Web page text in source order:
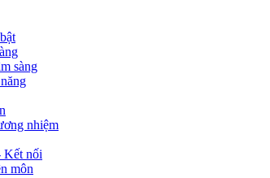
sàng
nhiệm
Kết nối
môn